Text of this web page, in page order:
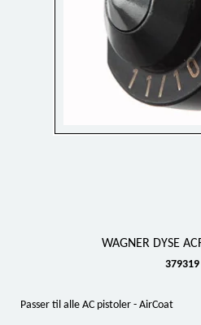
WAGNER DYSE
379319
Passer til alle AC pistoler - AirCoat